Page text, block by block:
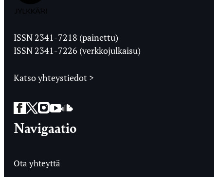
Ylioppilaslehti
ISSN 2341-7218 (painettu)
ISSN 2341-7226 (verkkojulkaisu)
Katso yhteystiedot >
Facebook
Twitter
Instagram
YouTube
SoundCloud
Navigaatio
Ota yhteyttä